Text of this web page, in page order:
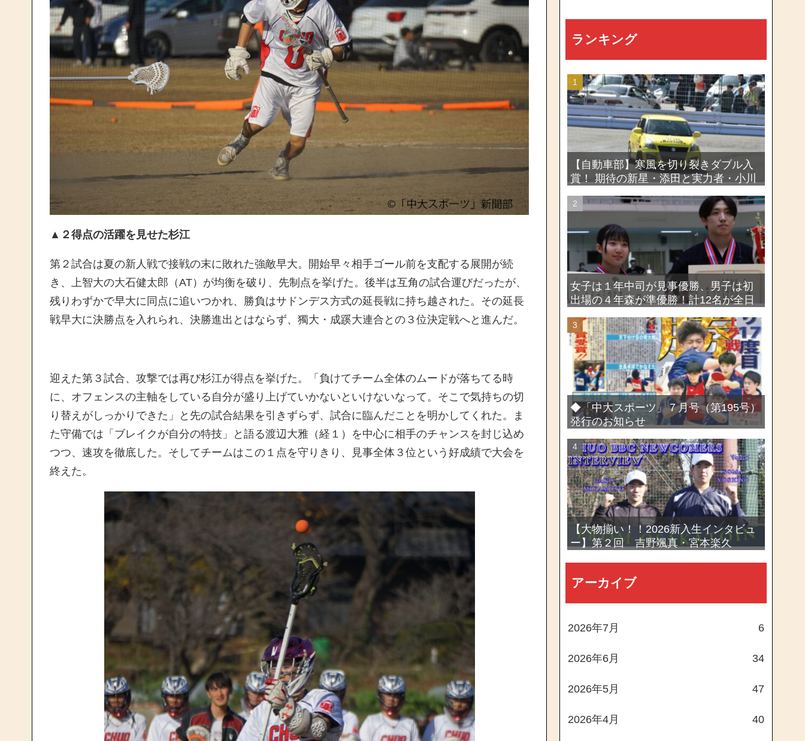
▲２得点の活躍を見せた杉江
第２試合は夏の新人戦で接戦の末に敗れた強敵早大。開始早々相手ゴール前を支配する展開が続
き、上智大の大石健太郎（AT）が均衡を破り、先制点を挙げた。後半は互角の試合運びだったが、
残りわずかで早大に同点に追いつかれ、勝負はサドンデス方式の延長戦に持ち越された。その延長
戦早大に決勝点を入れられ、決勝進出とはならず、獨大・成蹊大連合との３位決定戦へと進んだ。
迎えた第３試合、攻撃では再び杉江が得点を挙げた。「負けてチーム全体のムードが落ちてる時
に、オフェンスの主軸をしている自分が盛り上げていかないといけないなって。そこで気持ちの切
り替えがしっかりできた」と先の試合結果を引きずらず、試合に臨んだことを明かしてくれた。ま
た守備では「ブレイクが自分の特技」と語る渡辺大雅（経１）を中心に相手のチャンスを封じ込め
つつ、速攻を徹底した。そしてチームはこの１点を守りきり、見事全体３位という好成績で大会を
終えた。
ランキング
【自動車部】寒風を切り裂きダブル入
賞！ 期待の新星・添田と実力者・小川
大会2026
女子は１年中司が見事優勝、男子は初
出場の４年森が準優勝！計12名が全日
剣道選手権大会・第72回関東学生剣道
選手権大会
◆「中大スポーツ」７月号（第195号）
発行のお知らせ
【大物揃い！！2026新入生インタビュ
ー】第２回 吉野颯真・宮本楽久
アーカイブ
2026年7月 6
2026年6月 34
2026年5月 47
2026年4月 40